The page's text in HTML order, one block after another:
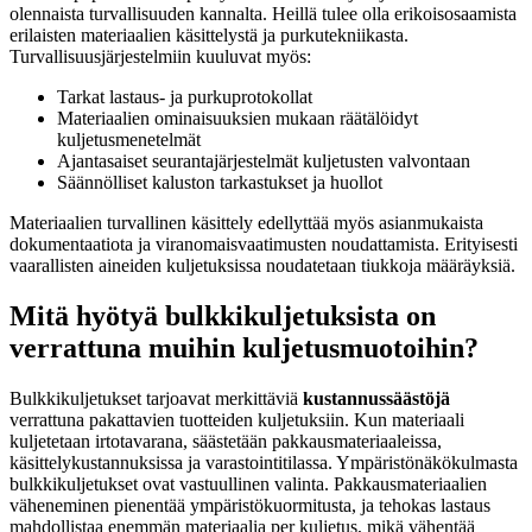
olennaista turvallisuuden kannalta. Heillä tulee olla erikoisosaamista
erilaisten materiaalien käsittelystä ja purkutekniikasta.
Turvallisuusjärjestelmiin kuuluvat myös:
Tarkat lastaus- ja purkuprotokollat
Materiaalien ominaisuuksien mukaan räätälöidyt
kuljetusmenetelmät
Ajantasaiset seurantajärjestelmät kuljetusten valvontaan
Säännölliset kaluston tarkastukset ja huollot
Materiaalien turvallinen käsittely edellyttää myös asianmukaista
dokumentaatiota ja viranomaisvaatimusten noudattamista. Erityisesti
vaarallisten aineiden kuljetuksissa noudatetaan tiukkoja määräyksiä.
Mitä hyötyä bulkkikuljetuksista on
verrattuna muihin kuljetusmuotoihin?
Bulkkikuljetukset tarjoavat merkittäviä kustannussäästöjä
verrattuna pakattavien tuotteiden kuljetuksiin. Kun materiaali
kuljetetaan irtotavarana, säästetään pakkausmateriaaleissa,
käsittelykustannuksissa ja varastointitilassa. Ympäristönäkökulmasta
bulkkikuljetukset ovat vastuullinen valinta. Pakkausmateriaalien
väheneminen pienentää ympäristökuormitusta, ja tehokas lastaus
mahdollistaa enemmän materiaalia per kuljetus, mikä vähentää